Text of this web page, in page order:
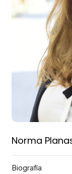
Norma
Biografía